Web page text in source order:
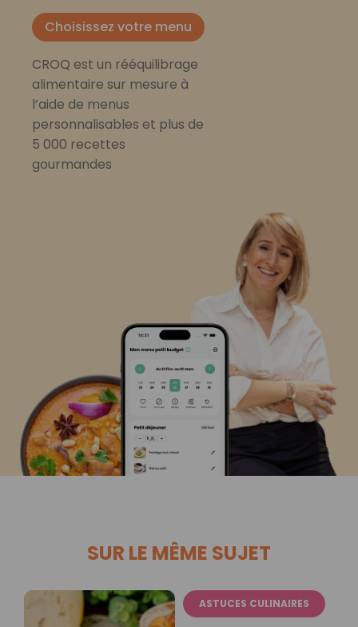
Choisissez votre menu
CROQ est un rééquilibrage
alimentaire sur mesure à
l’aide de menus
personnalisables et plus de
5 000 recettes
gourmandes
SUR LE MÊME SUJET
ASTUCES CULINAIRES